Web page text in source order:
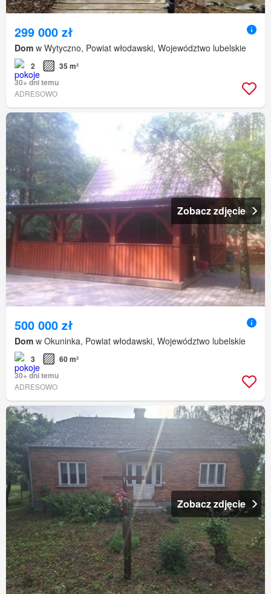
299 000 zł
Dom w Wytyczno, Powiat włodawski, Województwo lubelskie
2
35 m²
30+ dni temu
ADRESOWO
Zobacz zdjęcie
500 000 zł
Dom w Okuninka, Powiat włodawski, Województwo lubelskie
3
60 m²
30+ dni temu
ADRESOWO
Zobacz zdjęcie